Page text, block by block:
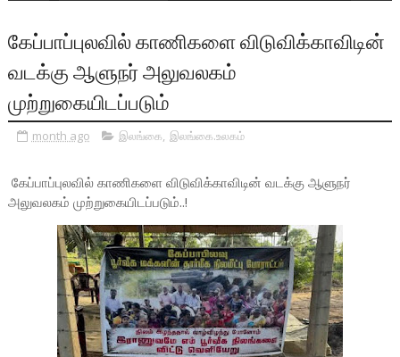
கேப்பாப்புலவில் காணிகளை விடுவிக்காவிடின்
வடக்கு ஆளுநர் அலுவலகம்
முற்றுகையிடப்படும்
month ago இலங்கை, இலங்கை.உலகம்
கேப்பாப்புலவில் காணிகளை விடுவிக்காவிடின் வடக்கு ஆளுநர்
அலுவலகம் முற்றுகையிடப்படும்..!